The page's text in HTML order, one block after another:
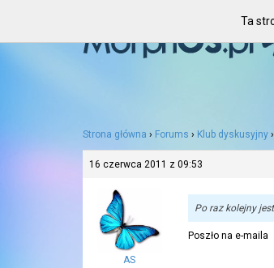
Strona główna › Forums › Klub dyskusyjny ›
16 czerwca 2011 z 09:53
AS
Po raz kolejny
Poszło na e-maila
Ta